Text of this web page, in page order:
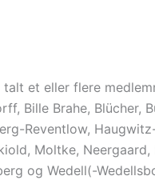
talt et eller flere
Bille Brahe, Blücher,
Reventlow,
Moltke, Neergaard,
og Wedell(-